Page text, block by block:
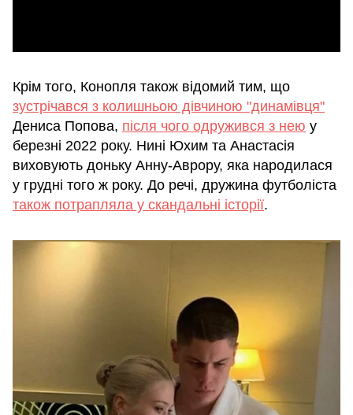
Крім того, Конопля також відомий тим, що
зустрічався з колишньою дівчиною "динамівця"
Дениса Попова, після чого одружився з нею у
березні 2022 року. Нині Юхим та Анастасія
виховують доньку Анну-Аврору, яка народилася
у грудні того ж року. До речі, дружина футболіста
також потрапляла у скандальні історії.